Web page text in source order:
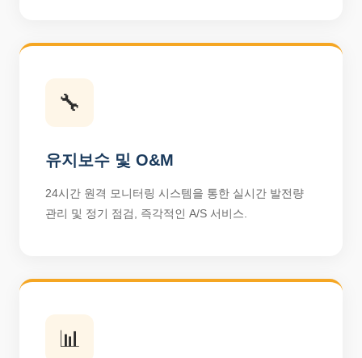
🔧
유지보수 및 O&M
24시간 원격 모니터링 시스템을 통한 실시간 발전량
관리 및 정기 점검, 즉각적인 A/S 서비스.
📊